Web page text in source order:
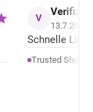
V
13.7.2026
Schnelle
Trusted Shops